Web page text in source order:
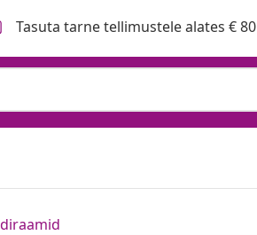
Tasuta tarne tellimustele alates € 80